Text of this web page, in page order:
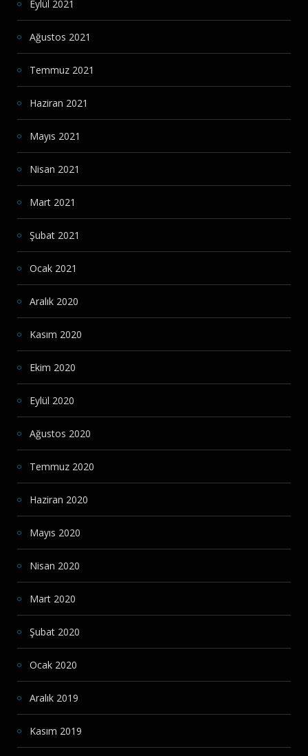
Eylül 2021
Ağustos 2021
Temmuz 2021
Haziran 2021
Mayıs 2021
Nisan 2021
Mart 2021
Şubat 2021
Ocak 2021
Aralık 2020
Kasım 2020
Ekim 2020
Eylül 2020
Ağustos 2020
Temmuz 2020
Haziran 2020
Mayıs 2020
Nisan 2020
Mart 2020
Şubat 2020
Ocak 2020
Aralık 2019
Kasım 2019